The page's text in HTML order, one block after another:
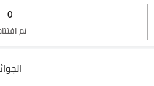
0
تم